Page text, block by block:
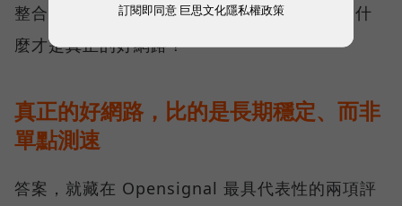
整合所累積的成果，也讓外界重新思考：究竟什
麼才是真正的好網路？
真正的好網路，比的是長期穩定、而非
單點測速
答案，就藏在 Opensignal 最具代表性的兩項評
訂閱即同意 巨思文化隱私權政策